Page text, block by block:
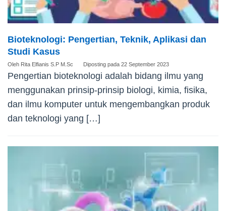
Bioteknologi: Pengertian, Teknik, Aplikasi dan
Studi Kasus
Oleh Rita Elfianis S.P M.Sc Diposting pada 22 September 2023
Pengertian bioteknologi adalah bidang ilmu yang
menggunakan prinsip-prinsip biologi, kimia, fisika,
dan ilmu komputer untuk mengembangkan produk
dan teknologi yang […]